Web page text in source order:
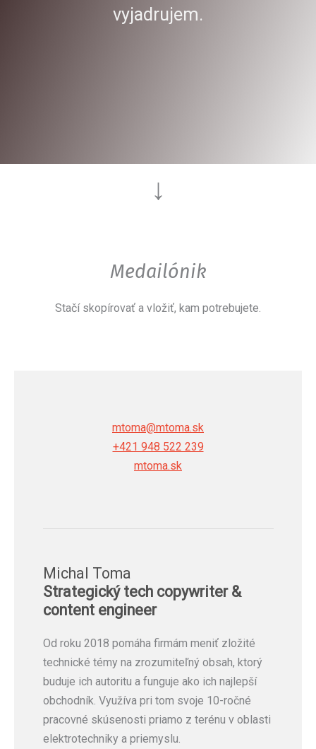
vyjadrujem.
↓
Medailónik
Stačí skopírovať a vložiť, kam potrebujete.
mtoma@mtoma.sk
+421 948 522 239
mtoma.sk
Michal Toma
Strategický tech copywriter &
content engineer
Od roku 2018 pomáha firmám meniť zložité
technické témy na zrozumiteľný obsah, ktorý
buduje ich autoritu a funguje ako ich najlepší
obchodník. Využíva pri tom svoje 10-ročné
pracovné skúsenosti priamo z terénu v oblasti
elektrotechniky a priemyslu.